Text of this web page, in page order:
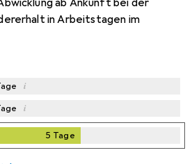
in Arbeitstagen im
i
i
5 Tage